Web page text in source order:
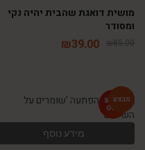
מושית דואגת שהבית יהיה נקי
ומסודר
₪85.00
₪39.00
מידע נוסף